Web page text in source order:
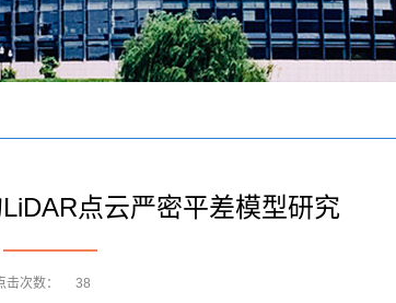
点云严密平差模型研究
击次数： 38